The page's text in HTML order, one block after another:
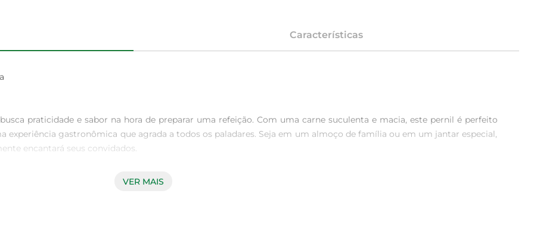
Características
praticidade e sabor na hora de preparar uma refeição. Com uma carne suculenta e macia, este pernil é perfeito
experiência gastronômica que agrada a todos os paladares. Seja em um almoço de família ou em um jantar especial,
encantará seus convidados.
VER MAIS